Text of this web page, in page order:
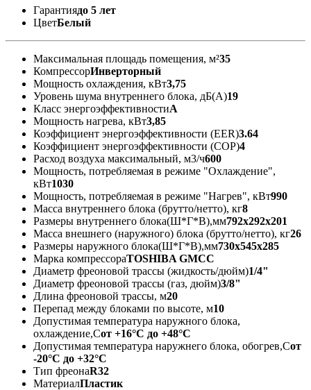
Гарантиядо 5 лет
ЦветБелый
Максимальная площадь помещения, м²35
КомпрессорИнверторный
Мощность охлаждения, кВт3,75
Уровень шума внутреннего блока, дБ(А)19
Класс энергоэффективностиА
Мощность нагрева, кВт3,85
Коэффициент энергоэффективности (EER)3.64
Коэффициент энергоэффективности (COP)4
Расход воздуха максимальный, м3/ч600
Мощность, потребляемая в режиме "Охлаждение",
кВт1030
Мощность, потребляемая в режиме "Нагрев", кВт990
Масса внутреннего блока (брутто/нетто), кг8
Размеры внутреннего блока(Ш*Г*В),мм792x292x201
Масса внешнего (наружного) блока (брутто/нетто), кг26
Размеры наружного блока(Ш*Г*В),мм730x545x285
Марка компрессораTOSHIBA GMCC
Диаметр фреоновой трассы (жидкость/дюйм)1/4"
Диаметр фреоновой трассы (газ, дюйм)3/8"
Длина фреоновой трассы, м20
Перепад между блоками по высоте, м10
Допустимая температура наружного блока,
охлаждение,Сот +16°С до +48°С
Допустимая температура наружнего блока, обогрев,Сот
-20°С до +32°С
Тип фреонаR32
МатериалПластик